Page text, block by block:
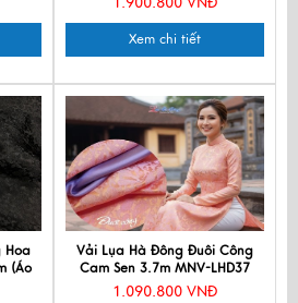
Xem chi tiết
Hoa
(Áo
Vải Lụa Hà Đông Đuôi Công
Cam Sen 3.7m MNV-LHD37
1.090.800 VNĐ